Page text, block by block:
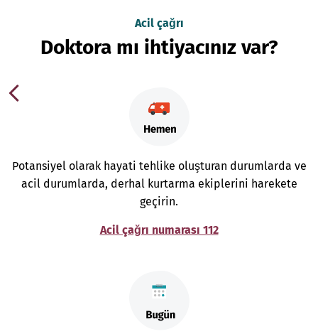
Acil çağrı
Doktora mı ihtiyacınız var?
Potansiyel olarak hayati tehlike oluşturan durumlarda ve
acil durumlarda, derhal kurtarma ekiplerini harekete
geçirin.
Acil çağrı numarası 112